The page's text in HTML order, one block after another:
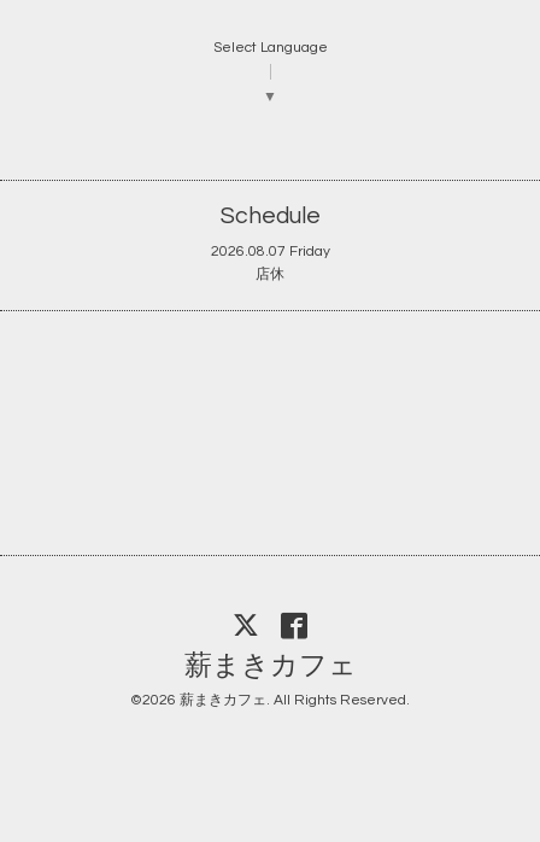
Select Language
▼
Schedule
2026.08.07 Friday
店休
薪まきカフェ
©2026 薪まきカフェ. All Rights Reserved.